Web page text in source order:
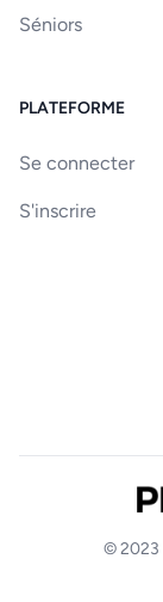
Séniors
PLATEFORME
Se connecter
S'inscrire
© 2023